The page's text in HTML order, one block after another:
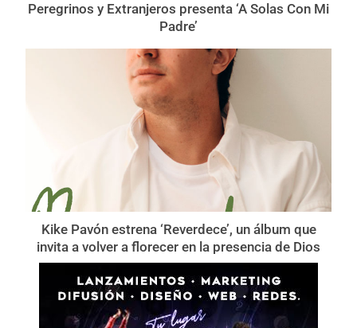
Peregrinos y Extranjeros presenta ‘A Solas Con Mi
Padre’
Kike Pavón estrena ‘Reverdece’, un álbum que
invita a volver a florecer en la presencia de Dios